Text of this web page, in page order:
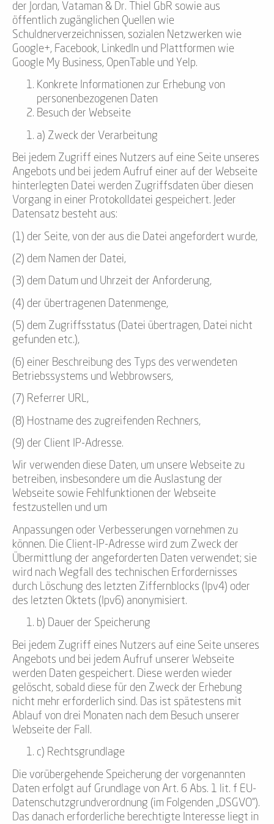
der Jordan, Vataman & Dr. Thiel GbR sowie aus
öffentlich zugänglichen Quellen wie
Schuldnerverzeichnissen, sozialen Netzwerken wie
Google+, Facebook, LinkedIn und Plattformen wie
Google My Business, OpenTable und Yelp.
Konkrete Informationen zur Erhebung von
personenbezogenen Daten
Besuch der Webseite
a) Zweck der Verarbeitung
Bei jedem Zugriff eines Nutzers auf eine Seite unseres
Angebots und bei jedem Aufruf einer auf der Webseite
hinterlegten Datei werden Zugriffsdaten über diesen
Vorgang in einer Protokolldatei gespeichert. Jeder
Datensatz besteht aus:
(1) der Seite, von der aus die Datei angefordert wurde,
(2) dem Namen der Datei,
(3) dem Datum und Uhrzeit der Anforderung,
(4) der übertragenen Datenmenge,
(5) dem Zugriffsstatus (Datei übertragen, Datei nicht
gefunden etc.),
(6) einer Beschreibung des Typs des verwendeten
Betriebssystems und Webbrowsers,
(7) Referrer URL,
(8) Hostname des zugreifenden Rechners,
(9) der Client IP-Adresse.
Wir verwenden diese Daten, um unsere Webseite zu
betreiben, insbesondere um die Auslastung der
Webseite sowie Fehlfunktionen der Webseite
festzustellen und um
Anpassungen oder Verbesserungen vornehmen zu
können. Die Client-IP-Adresse wird zum Zweck der
Übermittlung der angeforderten Daten verwendet; sie
wird nach Wegfall des technischen Erfordernisses
durch Löschung des letzten Ziffernblocks (Ipv4) oder
des letzten Oktets (Ipv6) anonymisiert.
b) Dauer der Speicherung
Bei jedem Zugriff eines Nutzers auf eine Seite unseres
Angebots und bei jedem Aufruf unserer Webseite
werden Daten gespeichert. Diese werden wieder
gelöscht, sobald diese für den Zweck der Erhebung
nicht mehr erforderlich sind. Das ist spätestens mit
Ablauf von drei Monaten nach dem Besuch unserer
Webseite der Fall.
c) Rechtsgrundlage
Die vorübergehende Speicherung der vorgenannten
Daten erfolgt auf Grundlage von Art. 6 Abs. 1 lit. f EU-
Datenschutzgrundverordnung (im Folgenden „DSGVO“).
Das danach erforderliche berechtigte Interesse liegt in